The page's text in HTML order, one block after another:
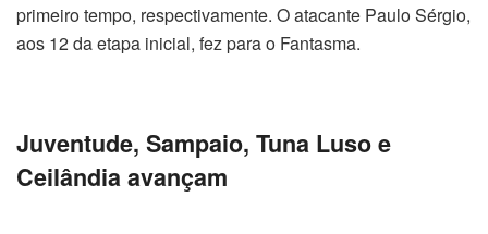
primeiro tempo, respectivamente. O atacante Paulo Sérgio,
aos 12 da etapa inicial, fez para o Fantasma.
Juventude, Sampaio, Tuna Luso e
Ceilândia avançam